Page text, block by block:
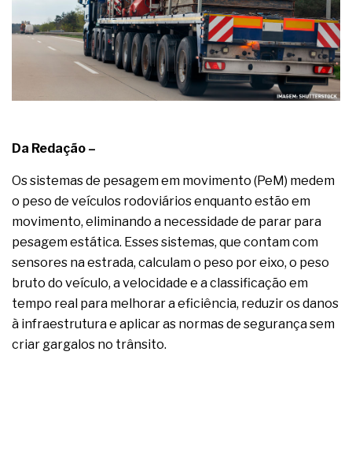
Da Redação –
Os sistemas de pesagem em movimento (PeM) medem
o peso de veículos rodoviários enquanto estão em
movimento, eliminando a necessidade de parar para
pesagem estática. Esses sistemas, que contam com
sensores na estrada, calculam o peso por eixo, o peso
bruto do veículo, a velocidade e a classificação em
tempo real para melhorar a eficiência, reduzir os danos
à infraestrutura e aplicar as normas de segurança sem
criar gargalos no trânsito.